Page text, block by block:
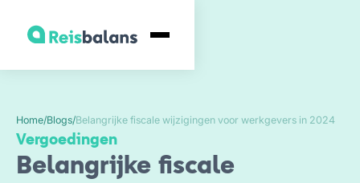
Home/Blogs/Belangrijke fiscale wijzigingen voor werkgevers in 2024
Vergoedingen
Belangrijke fiscale